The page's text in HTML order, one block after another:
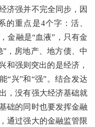
济强并不完全同步，因
的重点是4个字：活、
金融是“血液”，只有金
，房地产、地方债、中
和强则突出的是经济，
“兴”和“强”。结合发达
，没有强大经济基础就
础的同时也要发挥金融
通过强大的金融监管限